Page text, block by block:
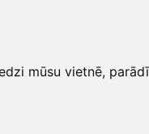
mūsu vietnē,